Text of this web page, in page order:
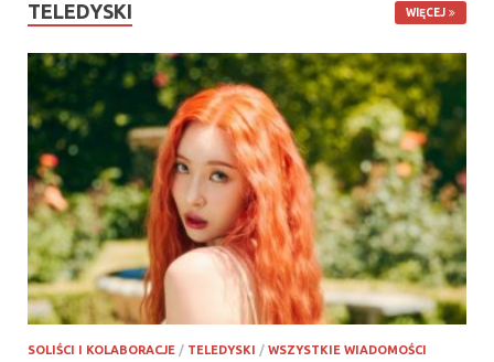
TELEDYSKI WIĘCEJ
SOLIŚCI I KOLABORACJE / TELEDYSKI / WSZYSTKIE WIADOMOŚCI